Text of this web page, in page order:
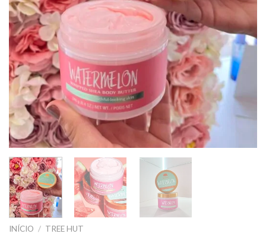
INÍCIO / TREE HUT